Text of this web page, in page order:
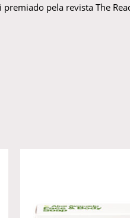
pela revista The